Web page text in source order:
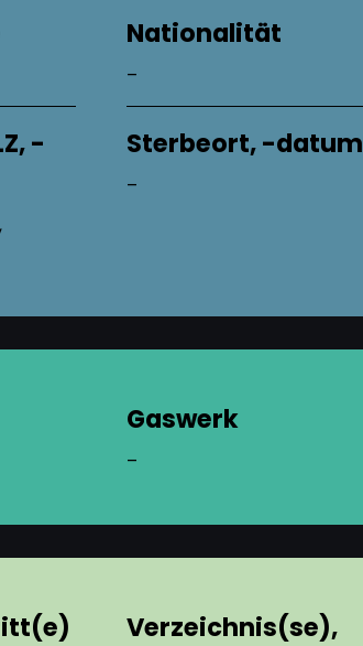
-
Nationalität
–
Sterbeort, -datum
–
Gaswerk
–
Verzeichnis(se),